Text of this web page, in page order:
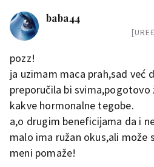
baba44
pozz!
ja uzimam maca prah,sad već
preporučila bi
kakve hormonalne tegobe.
a,o drugim beneficijama da i
malo ima ružan okus,ali može
meni pomaže!